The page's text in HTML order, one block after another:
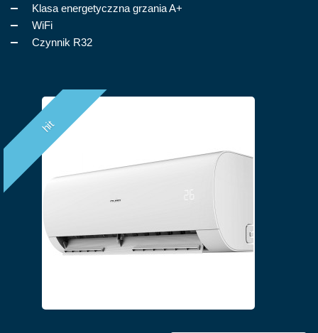
Klasa energetyczzna grzania A+
WiFi
Czynnik R32
hit